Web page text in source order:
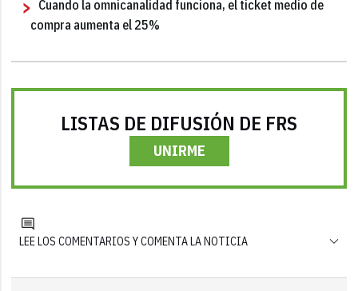
Cuando la omnicanalidad funciona, el ticket medio de
compra aumenta el 25%
LISTAS DE DIFUSIÓN DE FRS
UNIRME
LEE LOS COMENTARIOS Y COMENTA LA NOTICIA